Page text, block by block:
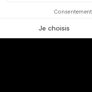
Qui sommes-nous ?